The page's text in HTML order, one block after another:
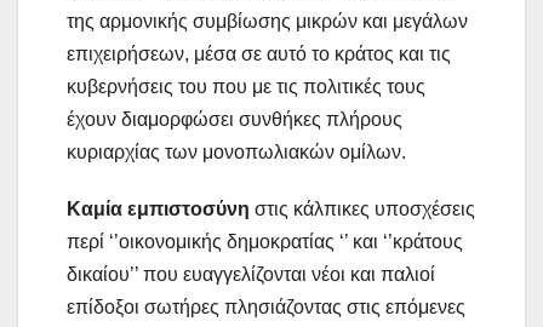
της αρμονικής συμβίωσης μικρών και μεγάλων
επιχειρήσεων, μέσα σε αυτό το κράτος και τις
κυβερνήσεις του που με τις πολιτικές τους
έχουν διαμορφώσει συνθήκες πλήρους
κυριαρχίας των μονοπωλιακών ομίλων.
Καμία εμπιστοσύνη στις κάλπικες υποσχέσεις
περί ‘’οικονομικής δημοκρατίας ‘’ και ‘’κράτους
δικαίου’’ που ευαγγελίζονται νέοι και παλιοί
επίδοξοι σωτήρες πλησιάζοντας στις επόμενες